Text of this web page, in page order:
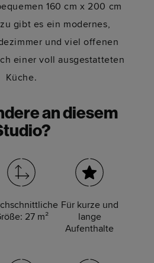
160 cm x 200 cm
gibt es ein modernes,
und viel offenen
einer voll ausgestatteten
Küche.
an diesem
27 m²
Für kurze und
lange
Aufenthalte